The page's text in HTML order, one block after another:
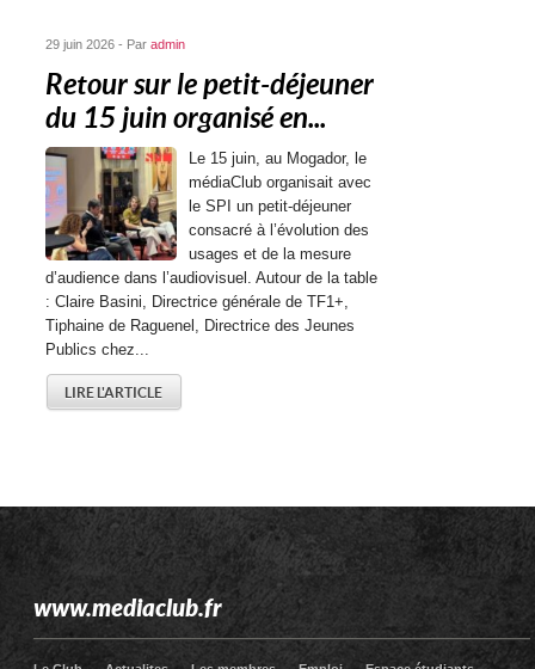
29 juin 2026 - Paradmin
Retour sur le petit-déjeuner
du 15 juin organisé en...
Le 15 juin, au Mogador, le
médiaClub organisait avec
le SPI un petit-déjeuner
consacré à l’évolution des
usages et de la mesure
d’audience dans l’audiovisuel. Autour de la table
: Claire Basini, Directrice générale de TF1+,
Tiphaine de Raguenel, Directrice des Jeunes
Publics chez...
LIRE L'ARTICLE
www.mediaclub.fr